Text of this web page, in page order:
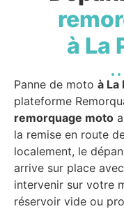
à La
Panne de moto à La
plateforme
remorquage moto
la remise en route
localement, le
arrive sur place
intervenir sur votre
réservoir vide ou